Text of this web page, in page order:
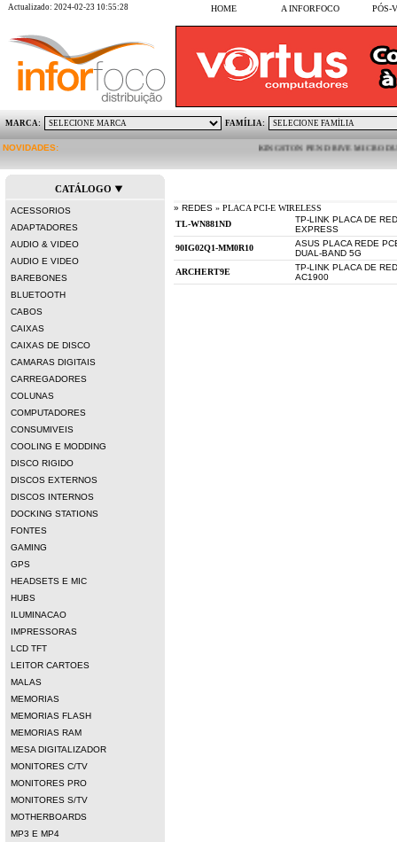
Actualizado: 2024-02-23 10:55:28 HOME A INFORFOCO PÓS-
MARCA: FAMÍLIA:
NOVIDADES: KINGSTON PEN DRIVE MICRO DUO
CATÁLOGO
ACESSORIOS
ADAPTADORES
AUDIO & VIDEO
AUDIO E VIDEO
BAREBONES
BLUETOOTH
CABOS
CAIXAS
CAIXAS DE DISCO
CAMARAS DIGITAIS
CARREGADORES
COLUNAS
COMPUTADORES
CONSUMIVEIS
COOLING E MODDING
DISCO RIGIDO
DISCOS EXTERNOS
DISCOS INTERNOS
DOCKING STATIONS
FONTES
GAMING
GPS
HEADSETS E MIC
HUBS
ILUMINACAO
IMPRESSORAS
LCD TFT
LEITOR CARTOES
MALAS
MEMORIAS
MEMORIAS FLASH
MEMORIAS RAM
MESA DIGITALIZADOR
MONITORES C/TV
MONITORES PRO
MONITORES S/TV
MOTHERBOARDS
MP3 E MP4
» REDES » PLACA PCI-E WIRELESS
TP-LINK PLACA DE
EXPRESS
ASUS PLACA REDE
DUAL-BAND 5G
TP-LINK PLACA DE
AC1900